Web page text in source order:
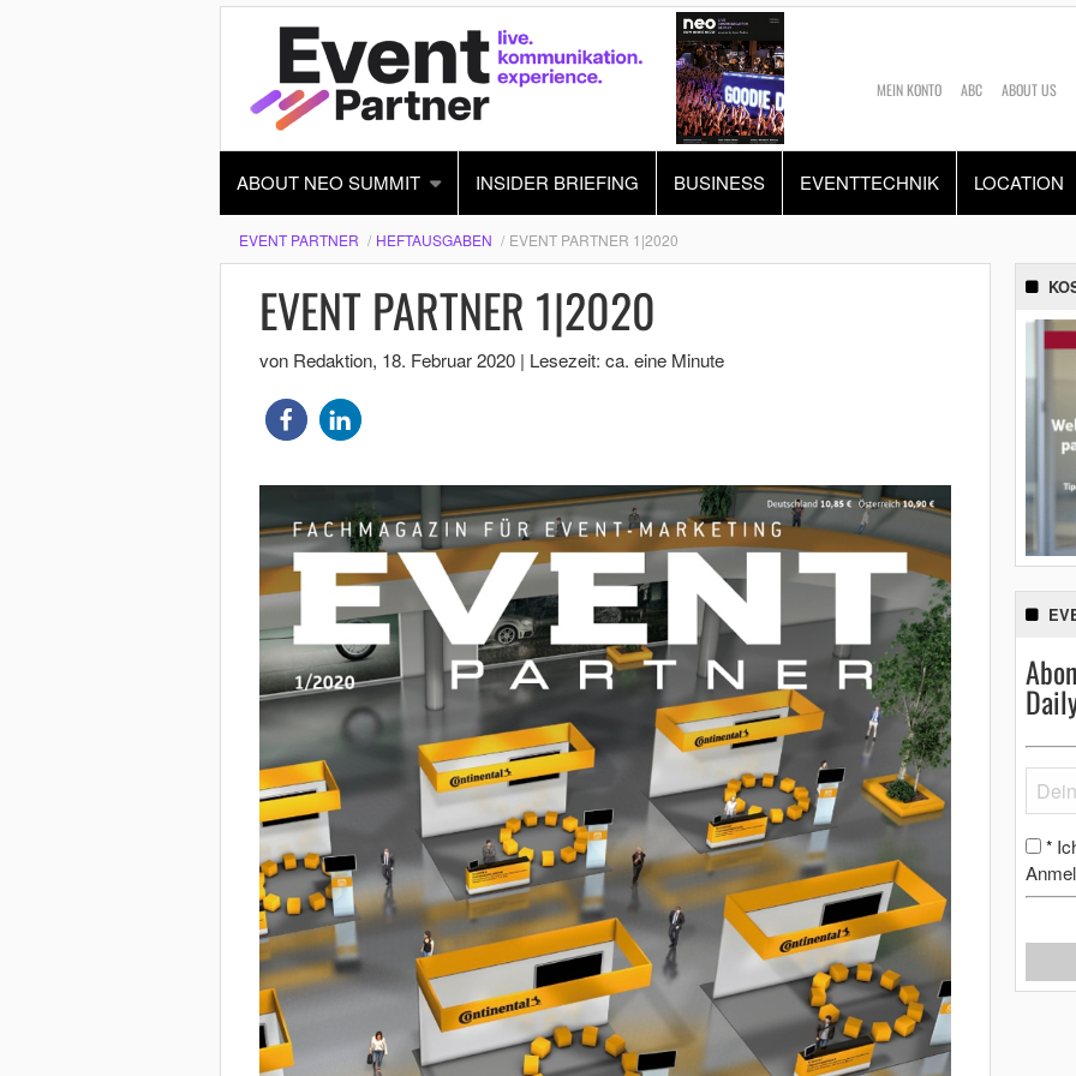
MEIN KONTO ABC ABOUT US
ABOUT NEO SUMMIT INSIDER BRIEFING BUSINESS EVENTTECHNIK LOCATION
EVENT PARTNER HEFTAUSGABEN EVENT PARTNER 1|2020
EVENT PARTNER 1|2020
von Redaktion, 18. Februar 2020 | Lesezeit: ca. eine Minute
*